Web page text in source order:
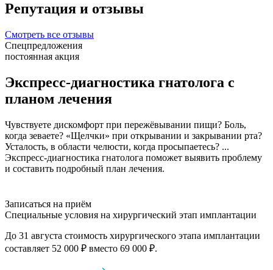
Репутация и отзывы
Смотреть все отзывы
Спецпредложения
постоянная акция
Экспресс-диагностика гнатолога с
планом лечения
Чувствуете дискомфорт при пережёвывании пищи? Боль,
когда зеваете? «Щелчки» при открывании и закрывании рта?
Усталость, в области челюсти, когда просыпаетесь? ...
Экспресс-диагностика гнатолога поможет выявить проблему
и составить подробный план лечения.
Записаться на приём
Специальные условия на хирургический этап имплантации
До 31 августа стоимость хирургического этапа имплантации
составляет 52 000 ₽ вместо 69 000 ₽.